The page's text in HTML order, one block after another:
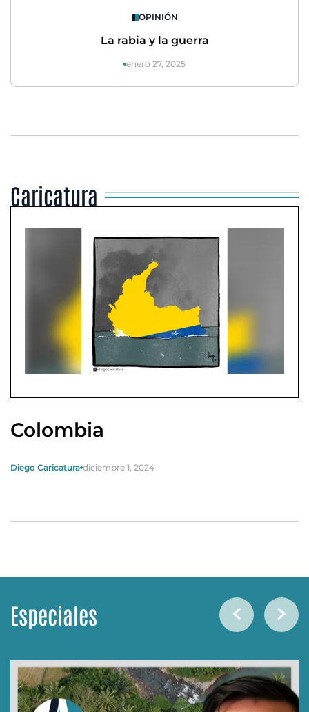
OPINIÓN
La rabia y la guerra
enero 27, 2025
Caricatura
Colombia
Diego Caricatura diciembre 1, 2024
Especiales